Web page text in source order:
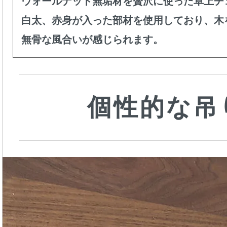
白太、赤身が入った部材を使用しており、
無骨な風合いが感じられます。
個性的な吊